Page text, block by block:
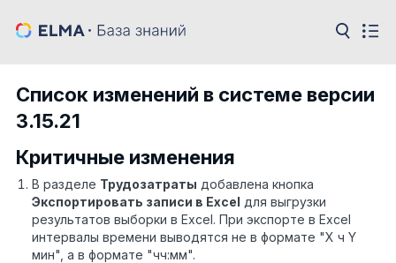
Список изменений в системе версии
3.15.21
Критичные изменения
В разделе Трудозатраты добавлена кнопка
Экспортировать записи в Excel для выгрузки
результатов выборки в Excel. При экспорте в Excel
интервалы времени выводятся не в формате "Х ч Y
мин", а в формате "чч:мм".